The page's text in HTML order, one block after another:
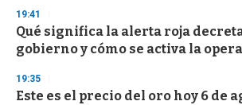
3
s
c
n
d
19:41
Qué significa la alerta roja
gobierno y cómo se activa la
19:35
Este es el precio del oro hoy 6 de